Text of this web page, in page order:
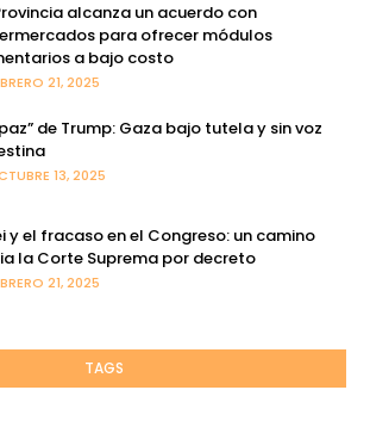
alcanza un acuerdo con
para ofrecer módulos
a bajo costo
21, 2025
de Trump: Gaza bajo tutela y sin voz
13, 2025
y el fracaso en el Congreso: un camino
la Corte Suprema por decreto
21, 2025
TAGS